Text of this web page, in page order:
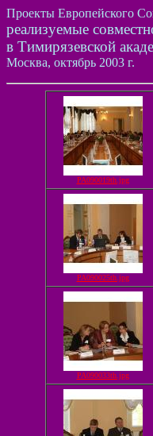
Проекты Европейского
реализуемые
в Тимирязевской
Москва, октябрь 2003 г.
PA090019th.jpg
PA090025th.jpg
PA090033th.jpg